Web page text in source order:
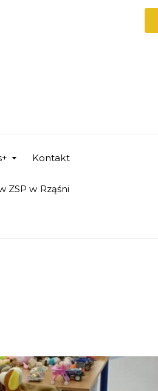
Kontakt
ZSP w Rząśni